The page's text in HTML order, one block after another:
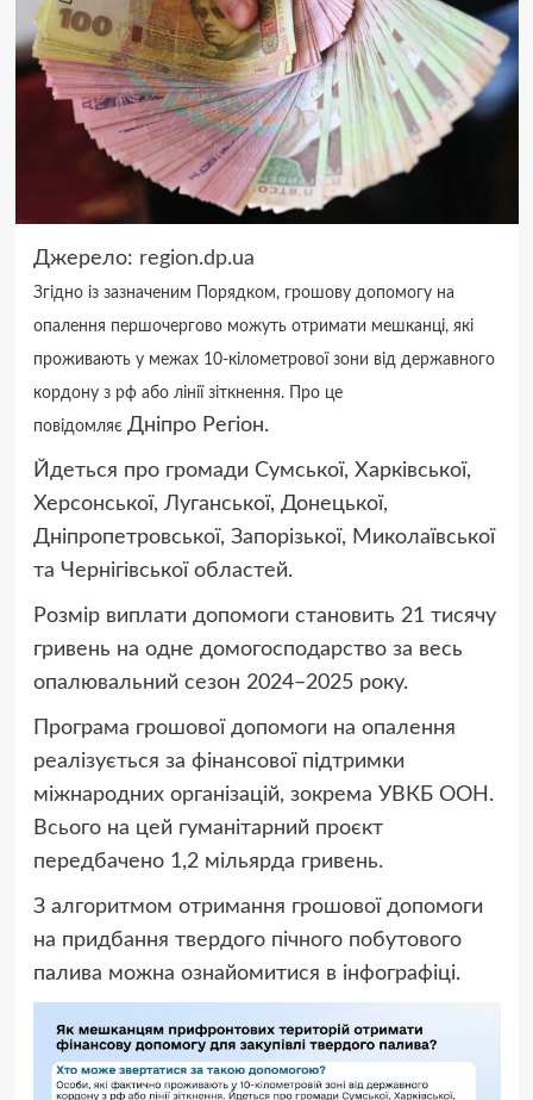
Джерело: region.dp.ua
Згідно із зазначеним Порядком, грошову допомогу на
опалення першочергово можуть отримати мешканці, які
проживають у межах 10-кілометрової зони від державного
кордону з рф або лінії зіткнення. Про це
повідомляє Дніпро Регіон.
Йдеться про громади Сумської, Харківської,
Херсонської, Луганської, Донецької,
Дніпропетровської, Запорізької, Миколаївської
та Чернігівської областей.
Розмір виплати допомоги становить 21 тисячу
гривень на одне домогосподарство за весь
опалювальний сезон 2024–2025 року.
Програма грошової допомоги на опалення
реалізується за фінансової підтримки
міжнародних організацій, зокрема УВКБ ООН.
Всього на цей гуманітарний проєкт
передбачено 1,2 мільярда гривень.
З алгоритмом отримання грошової допомоги
на придбання твердого пічного побутового
палива можна ознайомитися в інфографіці.